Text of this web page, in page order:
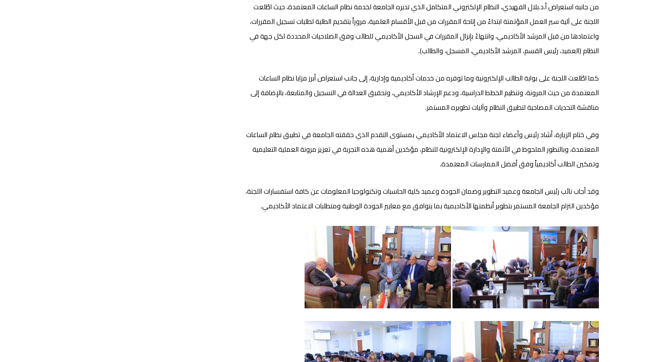
من جانبه استعراض أ.د.بلال الفهيدي، النظام الإلكتروني المتكامل الذي تديره الجامعة لخدمة نظام الساعات المعتمدة، حيث اطّلعت
اللجنة على آلية سير العمل المؤتمتة ابتداءً من إتاحة المقررات من قبل الأقسام العلمية، مروراً بتقديم الطلبة لطلبات تسجيل المقررات،
واعتمادها من قبل المرشد الأكاديمي، وانتهاءً بإنزال المقررات في السجل الأكاديمي للطالب وفق الصلاحيات المحددة لكل جهة في
النظام (العميد، رئيس القسم، المرشد الأكاديمي، المسجل، والطالب).
كما اطّلعت اللجنة على بوابة الطالب الإلكترونية وما توفره من خدمات أكاديمية وإدارية، إلى جانب استعراض أبرز مزايا نظام الساعات
المعتمدة من حيث المرونة، وتنظيم الخطط الدراسية، ودعم الإرشاد الأكاديمي، وتحقيق العدالة في التسجيل والمتابعة، بالإضافة إلى
مناقشة التحديات المصاحبة لتطبيق النظام وآليات تطويره المستمر.
وفي ختام الزيارة، أشاد رئيس وأعضاء لجنة مجلس الاعتماد الأكاديمي بمستوى التقدم الذي حققته الجامعة في تطبيق نظام الساعات
المعتمدة، وبالتطور الملحوظ في الأتمتة والإدارة الإلكترونية للنظام، مؤكدين أهمية هذه التجربة في تعزيز مرونة العملية التعليمية
وتمكين الطالب أكاديمياً وفق أفضل الممارسات المعتمدة.
وقد أجاب نائب رئيس الجامعة وعميد التطوير وضمان الجودة وعميد كلية الحاسبات وتكنولوجيا المعلومات عن كافة استفسارات اللجنة،
مؤكدين التزام الجامعة المستمر بتطوير أنظمتها الأكاديمية بما يتوافق مع معايير الجودة الوطنية ومتطلبات الاعتماد الأكاديمي.